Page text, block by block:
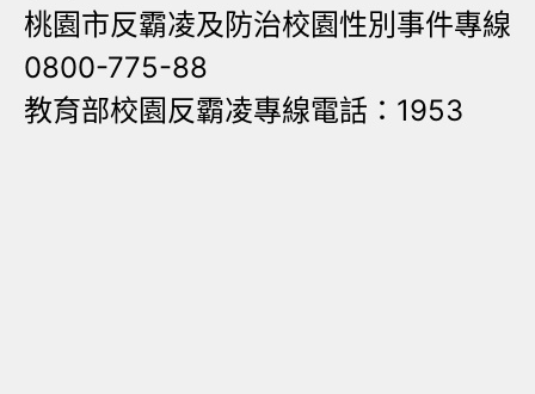
桃園市反霸凌及防治校園性別事件專線
0800-775-88
教育部校園反霸凌專線電話：1953